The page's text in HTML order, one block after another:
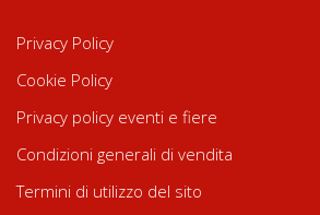
Privacy Policy
Cookie Policy
Privacy policy eventi e fiere
Condizioni generali di vendita
Termini di utilizzo del sito